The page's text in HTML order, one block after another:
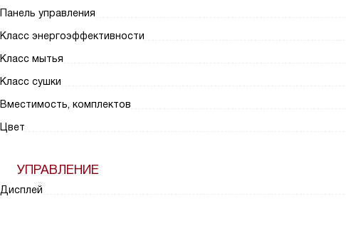
Панель управления
Класс энергоэффективности
Класс мытья
Класс сушки
Вместимость, комплектов
Цвет
УПРАВЛЕНИЕ
Дисплей